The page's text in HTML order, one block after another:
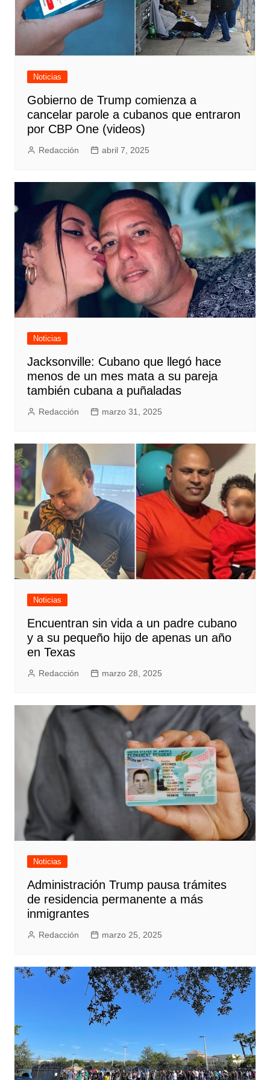
Noticias
Gobierno de Trump comienza a
cancelar parole a cubanos que entraron
por CBP One (videos)
Redacción abril 7, 2025
Noticias
Jacksonville: Cubano que llegó hace
menos de un mes mata a su pareja
también cubana a puñaladas
Redacción marzo 31, 2025
Noticias
Encuentran sin vida a un padre cubano
y a su pequeño hijo de apenas un año
en Texas
Redacción marzo 28, 2025
Noticias
Administración Trump pausa trámites
de residencia permanente a más
inmigrantes
Redacción marzo 25, 2025